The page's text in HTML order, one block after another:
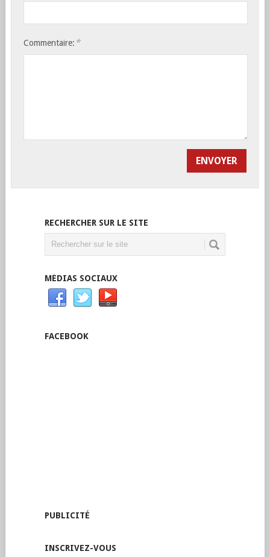
Commentaire: *
RECHERCHER SUR LE SITE
MÉDIAS SOCIAUX
FACEBOOK
PUBLICITÉ
INSCRIVEZ-VOUS